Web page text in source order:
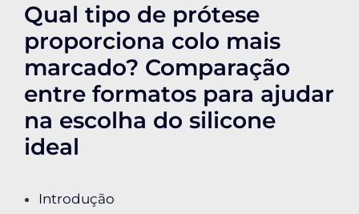
Qual tipo de prótese
proporciona colo mais
marcado? Comparação
entre formatos para ajudar
na escolha do silicone
ideal
Introdução